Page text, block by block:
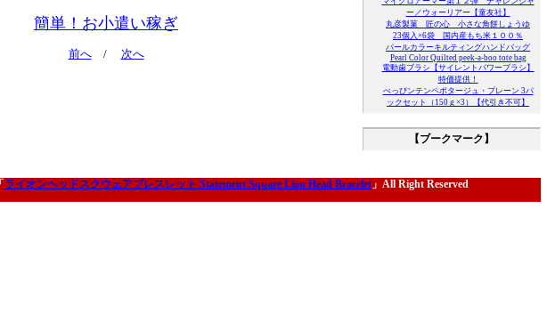
ー／ウォーリアー【童友社】
丸彦製菓 匠の心 小さな角餅しょうゆ
23個入×6袋 国内産もち米１００％
パールカラーキルティングハンドバッグ
Pearl Color Quilted peek-a-boo tote bag
電動歯ブラシ【サイレントパワーブラシ】
特価提供！
べっぴンテンペポタージュ・プレーン 3パ
ックセット（150ｇ×3）【代引き不可】
【ブークマーク】
簡単！お小遣い稼ぎ
前へ/ 次へ
ライオンヘッドスクウェアブレスレット Statement Square Lion Head Bracelet」All Right Reserved